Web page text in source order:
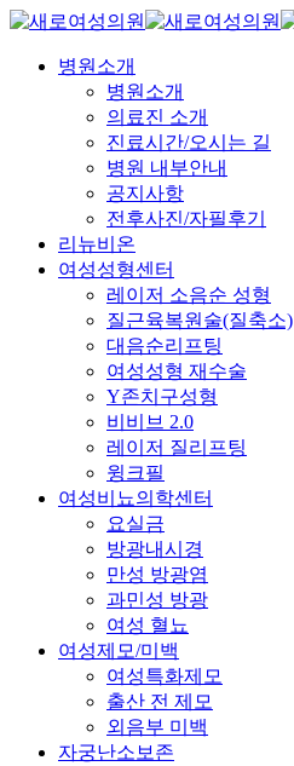
Skip
main
Menu
병원소개
병원소개
의료진 소개
진료시간/오시는 길
병원 내부안내
공지사항
전후사진/자필후기
리뉴비온
여성성형센터
레이저 소음순 성형
질근육복원술(질축소)
대음순리프팅
여성성형 재수술
Y존치구성형
비비브 2.0
레이저 질리프팅
윙크필
여성비뇨의학센터
요실금
방광내시경
만성 방광염
과민성 방광
여성 혈뇨
여성제모/미백
여성특화제모
출산 전 제모
외음부 미백
자궁난소보존